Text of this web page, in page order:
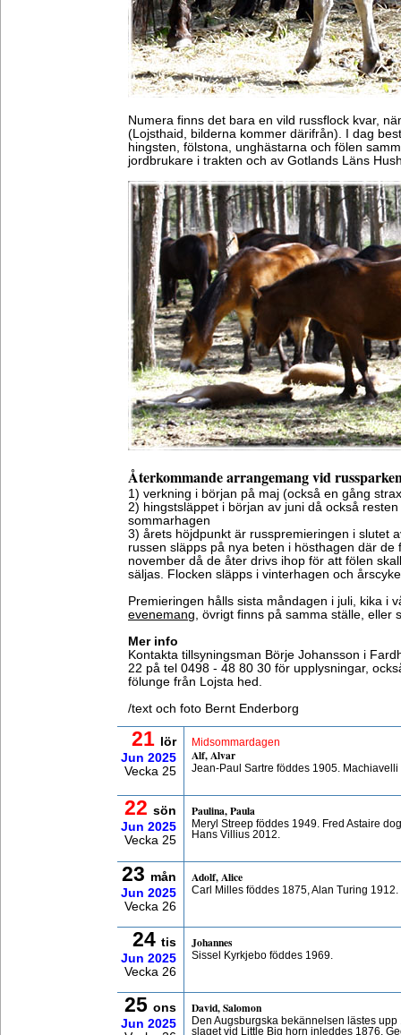
Numera finns det bara en vild russflock kvar,
(Lojsthaid, bilderna kommer därifrån). I dag
hingsten, fölstona, unghästarna och fölen
jordbrukare i trakten och av Gotlands Läns
Återkommande arrangemang vid
1) verkning i början på maj (också en gång
2) hingstsläppet i början av juni då också
sommarhagen
3) årets höjdpunkt är russpremieringen i slutet
russen släpps på nya beten i hösthagen där de
november då de åter drivs ihop för att fölen
säljas. Flocken släpps i vinterhagen och
Premieringen hålls sista måndagen i juli, kika i
evenemang, övrigt finns på samma ställe, eller
Mer info
Kontakta tillsyningsman Börje Johansson i
22 på tel 0498 - 48 80 30 för upplysningar,
fölunge från Lojsta hed.
/text och foto Bernt Enderborg
21
lör
Jun 2025
Vecka 25
Midsommardagen
Alf, Alvar
Jean-Paul Sartre föddes 1905. Machiavelli
22 sön
Jun 2025
Vecka 25
Paulina, Paula
Meryl Streep föddes 1949. Fred Astaire
Hans Villius 2012.
23 mån
Jun 2025
Vecka 26
Adolf, Alice
Carl Milles föddes 1875, Alan Turing
24 tis
Jun 2025
Vecka 26
Johannes
Sissel Kyrkjebo föddes 1969.
25 ons
Jun 2025
David, Salomon
Den Augsburgska bekännelsen lästes
slaget vid Little Big horn inleddes 1876,